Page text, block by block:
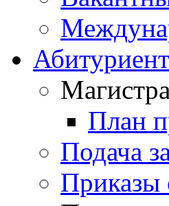
План
Подача
Приказы